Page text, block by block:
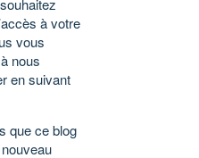
à votre
vous
nous
en suivant
que ce blog